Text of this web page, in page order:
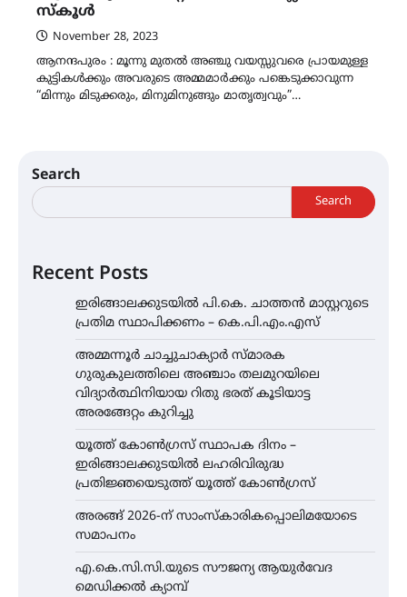
സ്കൂൾ
November 28, 2023
ആനന്ദപുരം : മൂന്നു മുതൽ അഞ്ചു വയസ്സുവരെ പ്രായമുള്ള
കുട്ടികൾക്കും അവരുടെ അമ്മമാർക്കും പങ്കെടുക്കാവുന്ന
“മിന്നും മിടുക്കരും, മിനുമിനുങ്ങും മാതൃത്വവും”…
Search
Search
Recent Posts
ഇരിങ്ങാലക്കുടയിൽ പി.കെ. ചാത്തൻ മാസ്റ്ററുടെ
പ്രതിമ സ്ഥാപിക്കണം – കെ.പി.എം.എസ്
അമ്മന്നൂർ ചാച്ചുചാക്യാർ സ്മാരക
ഗുരുകുലത്തിലെ അഞ്ചാം തലമുറയിലെ
വിദ്യാർത്ഥിനിയായ റിതു ഭരത് കൂടിയാട്ട
അരങ്ങേറ്റം കുറിച്ചു
യൂത്ത് കോൺഗ്രസ്‌ സ്ഥാപക ദിനം –
ഇരിങ്ങാലക്കുടയിൽ ലഹരിവിരുദ്ധ
പ്രതിജ്ഞയെടുത്ത് യൂത്ത് കോൺഗ്രസ്
അരങ്ങ് 2026-ന് സാംസ്കാരികപ്പൊലിമയോടെ
സമാപനം
എ.കെ.സി.സി.യുടെ സൗജന്യ ആയുർവേദ
മെഡിക്കൽ ക്യാമ്പ്